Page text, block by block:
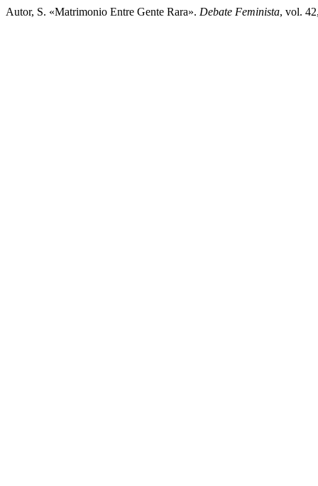
Autor, S. «Matrimonio Entre Gente Rara». Debate Feminista, vol.